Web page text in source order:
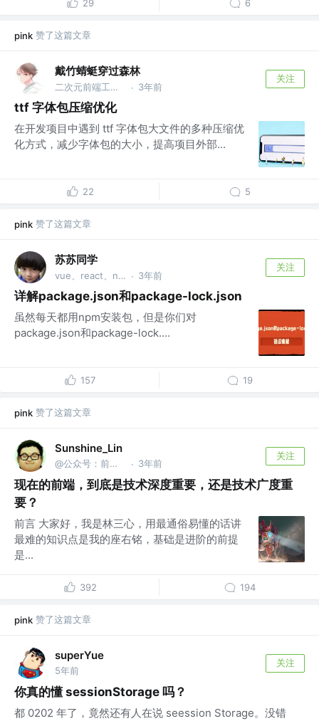
29 6
pink 赞了这篇文章
戴竹蜻蜓穿过森林
二次元前端工具人 · 3年前
关注
ttf 字体包压缩优化
在开发项目中遇到 ttf 字体包大文件的多种压缩优
化方式，减少字体包的大小，提高项目外部...
22 5
pink 赞了这篇文章
苏苏同学
vue、react、node · 3年前
关注
详解package.json和package-lock.json
虽然每天都用npm安装包，但是你们对
package.json和package-lock....
157 19
pink 赞了这篇文章
Sunshine_Lin
@公众号：前端之神 & B站：林三心的挖掘机 · 3年前
关注
现在的前端，到底是技术深度重要，还是技术广度重
要？
前言 大家好，我是林三心，用最通俗易懂的话讲
最难的知识点是我的座右铭，基础是进阶的前提
是...
392 194
pink 赞了这篇文章
superYue
5年前
关注
你真的懂 sessionStorage 吗？
都 0202 年了，竟然还有人在说 seession Storage。没错